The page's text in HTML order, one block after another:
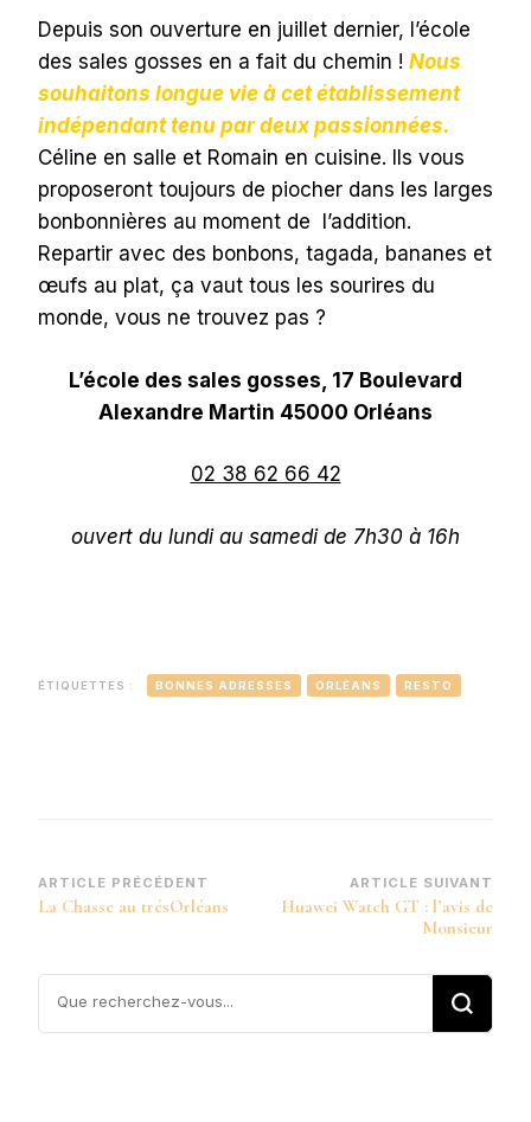
Depuis son ouverture en juillet dernier, l’école
des sales gosses en a fait du chemin ! Nous
souhaitons longue vie à cet établissement
indépendant tenu par deux passionnées.
Céline en salle et Romain en cuisine. Ils vous
proposeront toujours de piocher dans les larges
bonbonnières au moment de l’addition.
Repartir avec des bonbons, tagada, bananes et
œufs au plat, ça vaut tous les sourires du
monde, vous ne trouvez pas ?
L’école des sales gosses, 17 Boulevard
Alexandre Martin 45000 Orléans
02 38 62 66 42
ouvert du lundi au samedi de 7h30 à 16h
ÉTIQUETTES : BONNES ADRESSES ORLÉANS RESTO
Navigation
d’article
ARTICLE PRÉCÉDENT
La Chasse au trésOrléans
ARTICLE SUIVANT
Huawei Watch GT : l’avis de
Monsieur